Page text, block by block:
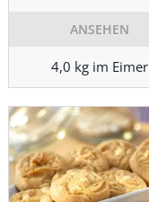
ANSEHEN
4,0 kg im Eimer